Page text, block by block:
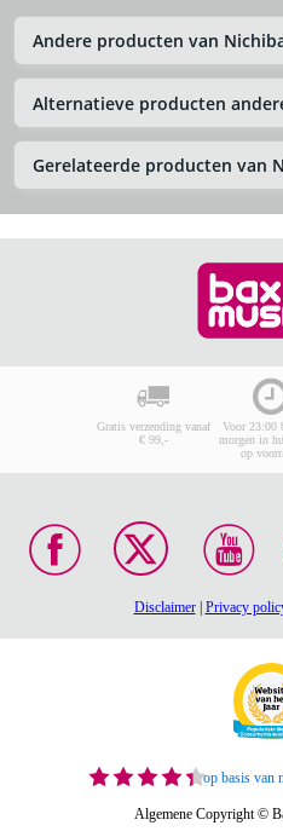
Andere producten van
Alternatieve producten
Gerelateerde producten van
Gratis verzending vanaf
€ 99,-
Voor 23:00
morgen in
op
Disclaimer| Privacy
op basis van
Algemene Copyright ©